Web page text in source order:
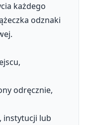
każdego
odznaki
odręcznie,
instytucji lub